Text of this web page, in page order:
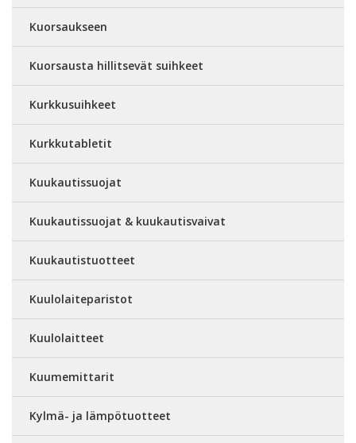
Kuorsaukseen
Kuorsausta hillitsevät suihkeet
Kurkkusuihkeet
Kurkkutabletit
Kuukautissuojat
Kuukautissuojat & kuukautisvaivat
Kuukautistuotteet
Kuulolaiteparistot
Kuulolaitteet
Kuumemittarit
Kylmä- ja lämpötuotteet